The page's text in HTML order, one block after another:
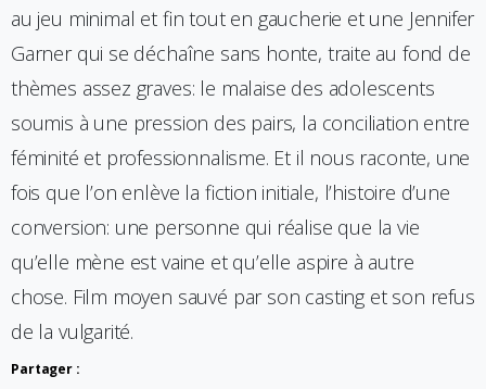
au jeu minimal et fin tout en gaucherie et une Jennifer
Garner qui se déchaîne sans honte, traite au fond de
thèmes assez graves: le malaise des adolescents
soumis à une pression des pairs, la conciliation entre
féminité et professionnalisme. Et il nous raconte, une
fois que l’on enlève la fiction initiale, l’histoire d’une
conversion: une personne qui réalise que la vie
qu’elle mène est vaine et qu’elle aspire à autre
chose. Film moyen sauvé par son casting et son refus
de la vulgarité.
Partager :